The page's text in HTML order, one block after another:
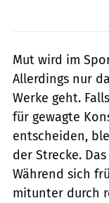
Mut wird im
Allerdings nur
Werke geht.
für gewagte
entscheiden,
der Strecke.
Während sich
mitunter durch